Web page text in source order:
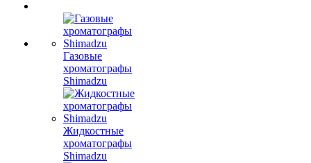
Газовые
хроматографы
Shimadzu
Жидкостные
хроматографы
Shimadzu